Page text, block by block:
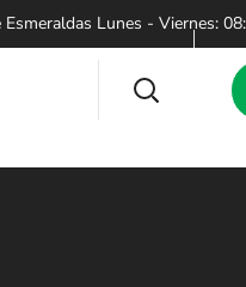
Lunes - Viernes: